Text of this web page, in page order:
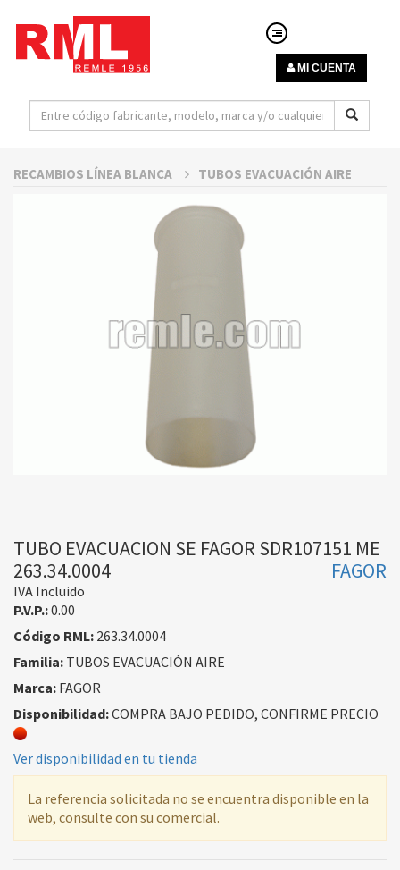
MI CUENTA
RECAMBIOS LÍNEA BLANCA TUBOS EVACUACIÓN AIRE
TUBO EVACUACION SE FAGOR SDR107151 ME
263.34.0004
FAGOR
IVA Incluido
P.V.P.:0.00
Código RML: 263.34.0004
Familia: TUBOS EVACUACIÓN AIRE
Marca: FAGOR
Disponibilidad:COMPRA BAJO PEDIDO, CONFIRME PRECIO
Ver disponibilidad en tu tienda
La referencia solicitada no se encuentra disponible en la
web, consulte con su comercial.